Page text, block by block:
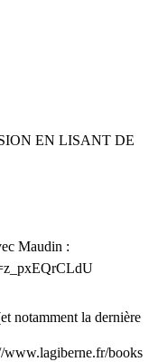
EN LISANT DE
Maudin :
notamment la dernière
books